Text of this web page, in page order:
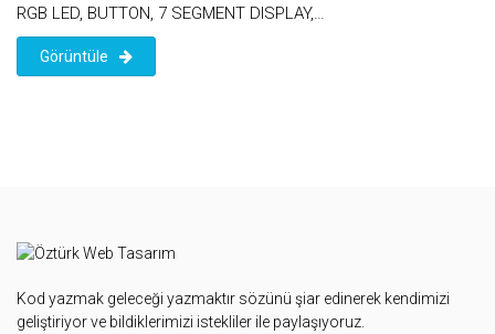
RGB LED, BUTTON, 7 SEGMENT DISPLAY,…
Görüntüle
Kod yazmak geleceği yazmaktır sözünü şiar edinerek kendimizi
geliştiriyor ve bildiklerimizi istekliler ile paylaşıyoruz.